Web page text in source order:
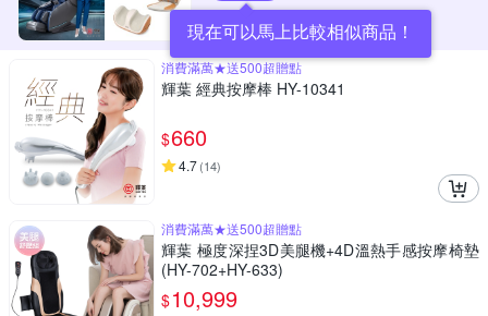
現在可以馬上比較相似商品！
消費滿萬★送500超贈點
輝葉 經典按摩棒 HY-10341
$660
4.7(14)
消費滿萬★送500超贈點
輝葉 極度深捏3D美腿機+4D溫熱手感按摩椅墊
(HY-702+HY-633)
$10,999